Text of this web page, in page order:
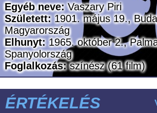
Egyéb neve:Vaszary Piri
Született:1901. május 19.,
Magyarország
Elhunyt:1965. október 2.,
Spanyolország
Foglalkozás:színész(61 film)
ÉRTÉKELÉS